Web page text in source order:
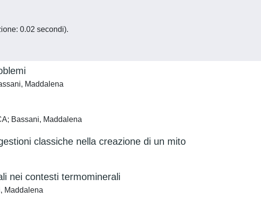
0.02 secondi).
Maddalena
Bassani, Maddalena
classiche nella creazione di un mito
nei contesti termominerali
Maddalena